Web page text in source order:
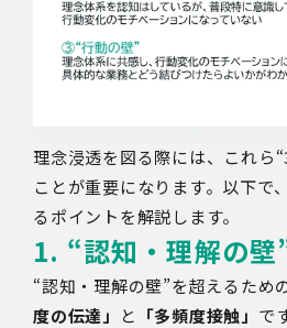
理念浸透を図る際には、これら
ことが重要になります。以下で
るポイントを解説します。
1. “認知・理解の壁
“認知・理解の壁”を超えるため
度の伝達」
と 「多頻度接触」 で